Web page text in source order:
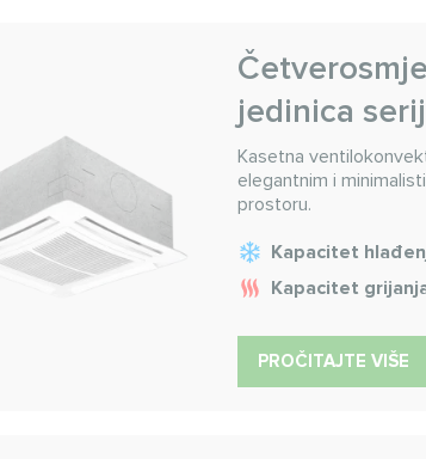
jedinica
Kasetna
elegantnim i
prostoru.
Kapacitet
Kapacitet
PROČITAJTE VIŠE